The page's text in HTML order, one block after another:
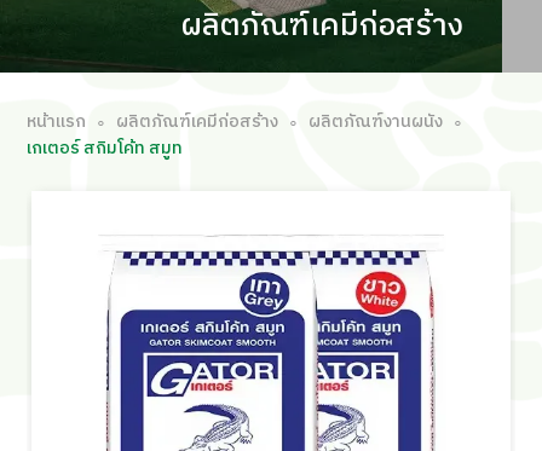
ผลิตภัณฑ์เคมีก่อสร้าง
หน้าแรก ∘ ผลิตภัณฑ์เคมีก่อสร้าง ∘ ผลิตภัณฑ์งานผนัง ∘
เกเตอร์ สกิมโค้ท สมูท